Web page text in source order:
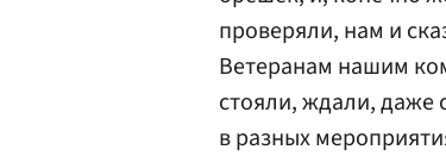
проверяли, нам и
Ветеранам нашим
стояли, ждали, даже
в разных